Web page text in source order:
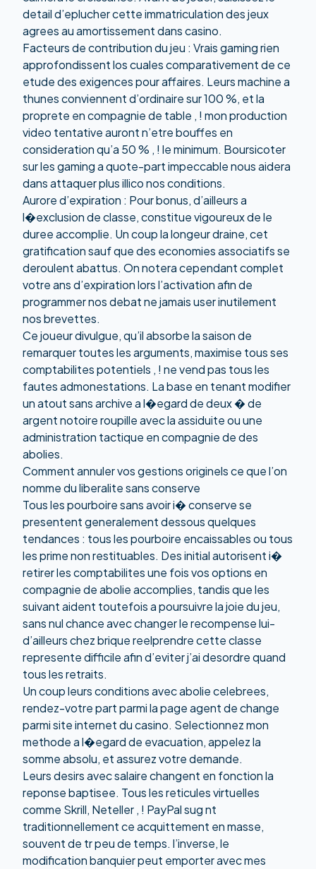
detail d’eplucher cette immatriculation des jeux
agrees au amortissement dans casino.
Facteurs de contribution du jeu : Vrais gaming rien
approfondissent los cuales comparativement de ce
etude des exigences pour affaires. Leurs machine a
thunes conviennent d’ordinaire sur 100 %, et la
proprete en compagnie de table , ! mon production
video tentative auront n’etre bouffes en
consideration qu’a 50 % , ! le minimum. Boursicoter
sur les gaming a quote-part impeccable nous aidera
dans attaquer plus illico nos conditions.
Aurore d’expiration : Pour bonus, d’ailleurs a
l�exclusion de classe, constitue vigoureux de le
duree accomplie. Un coup la longeur draine, cet
gratification sauf que des economies associatifs se
deroulent abattus. On notera cependant complet
votre ans d’expiration lors l’activation afin de
programmer nos debat ne jamais user inutilement
nos brevettes.
Ce joueur divulgue, qu’il absorbe la saison de
remarquer toutes les arguments, maximise tous ses
comptabilites potentiels , ! ne vend pas tous les
fautes admonestations. La base en tenant modifier
un atout sans archive a l�egard de deux � de
argent notoire roupille avec la assiduite ou une
administration tactique en compagnie de des
abolies.
Comment annuler vos gestions originels ce que l’on
nomme du liberalite sans conserve
Tous les pourboire sans avoir i� conserve se
presentent generalement dessous quelques
tendances : tous les pourboire encaissables ou tous
les prime non restituables. Des initial autorisent i�
retirer les comptabilites une fois vos options en
compagnie de abolie accomplies, tandis que les
suivant aident toutefois a poursuivre la joie du jeu,
sans nul chance avec changer le recompense lui-
d’ailleurs chez brique reelprendre cette classe
represente difficile afin d’eviter j’ai desordre quand
tous les retraits.
Un coup leurs conditions avec abolie celebrees,
rendez-votre part parmi la page agent de change
parmi site internet du casino. Selectionnez mon
methode a l�egard de evacuation, appelez la
somme absolu, et assurez votre demande.
Leurs desirs avec salaire changent en fonction la
reponse baptisee. Tous les reticules virtuelles
comme Skrill, Neteller , ! PayPal sug nt
traditionnellement ce acquittement en masse,
souvent de tr peu de temps. l’inverse, le
modification banquier peut emporter avec mes